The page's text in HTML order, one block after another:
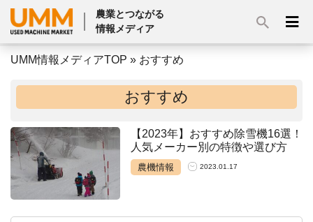
農業とつながる
情報メディア
UMM情報メディアTOP » おすすめ
おすすめ
【2023年】おすすめ除雪機16選！
人気メーカー別の特徴や選び方
農機情報 2023.01.17